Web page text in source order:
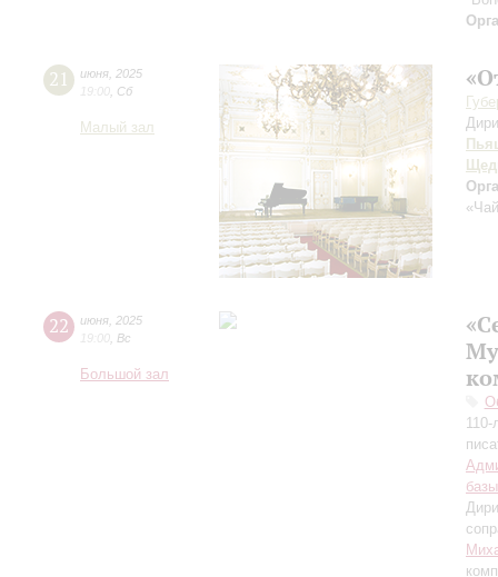
21 июня 2025
19:00 Сб
Малый зал
22 июня 2025
19:00 Вс
Большой зал
базы